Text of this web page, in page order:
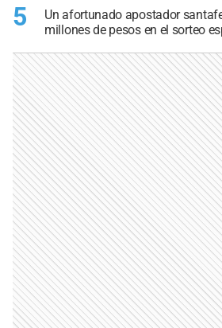
5
Un afortunado apostador
millones de pesos en el sorteo